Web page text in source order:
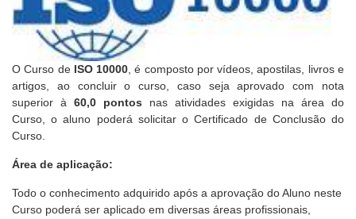
O Curso de ISO 10000 , é composto por vídeos, apostilas, livros e
artigos, ao concluir o curso, caso seja aprovado com nota
superior à 60,0 pontos nas atividades exigidas na área do
Curso, o aluno poderá solicitar oCertificado de Conclusão do
Curso
Área de aplicação:
Todo o conhecimento adquirido após a aprovação do Aluno neste
Curso poderá ser aplicado em diversas áreas profissionais,